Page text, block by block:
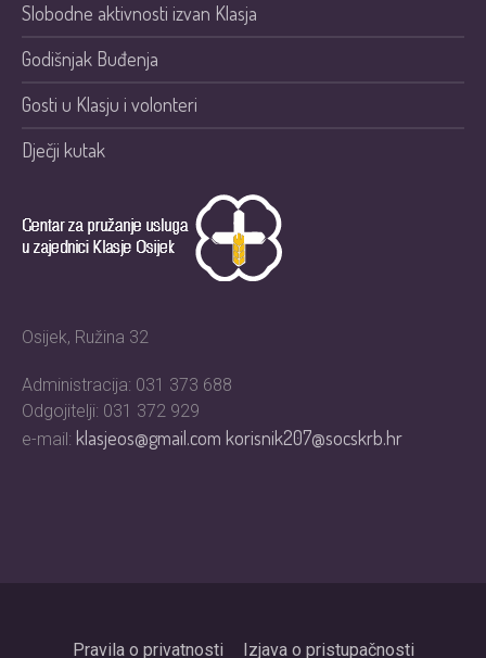
Slobodne aktivnosti izvan Klasja
Godišnjak Buđenja
Gosti u Klasju i volonteri
Dječji kutak
Osijek, Ružina 32
Administracija: 031 373 688
Odgojitelji: 031 372 929
e-mail: klasjeos@gmail.comkorisnik207@socskrb.hr
Pravila o privatnosti Izjava o pristupačnosti